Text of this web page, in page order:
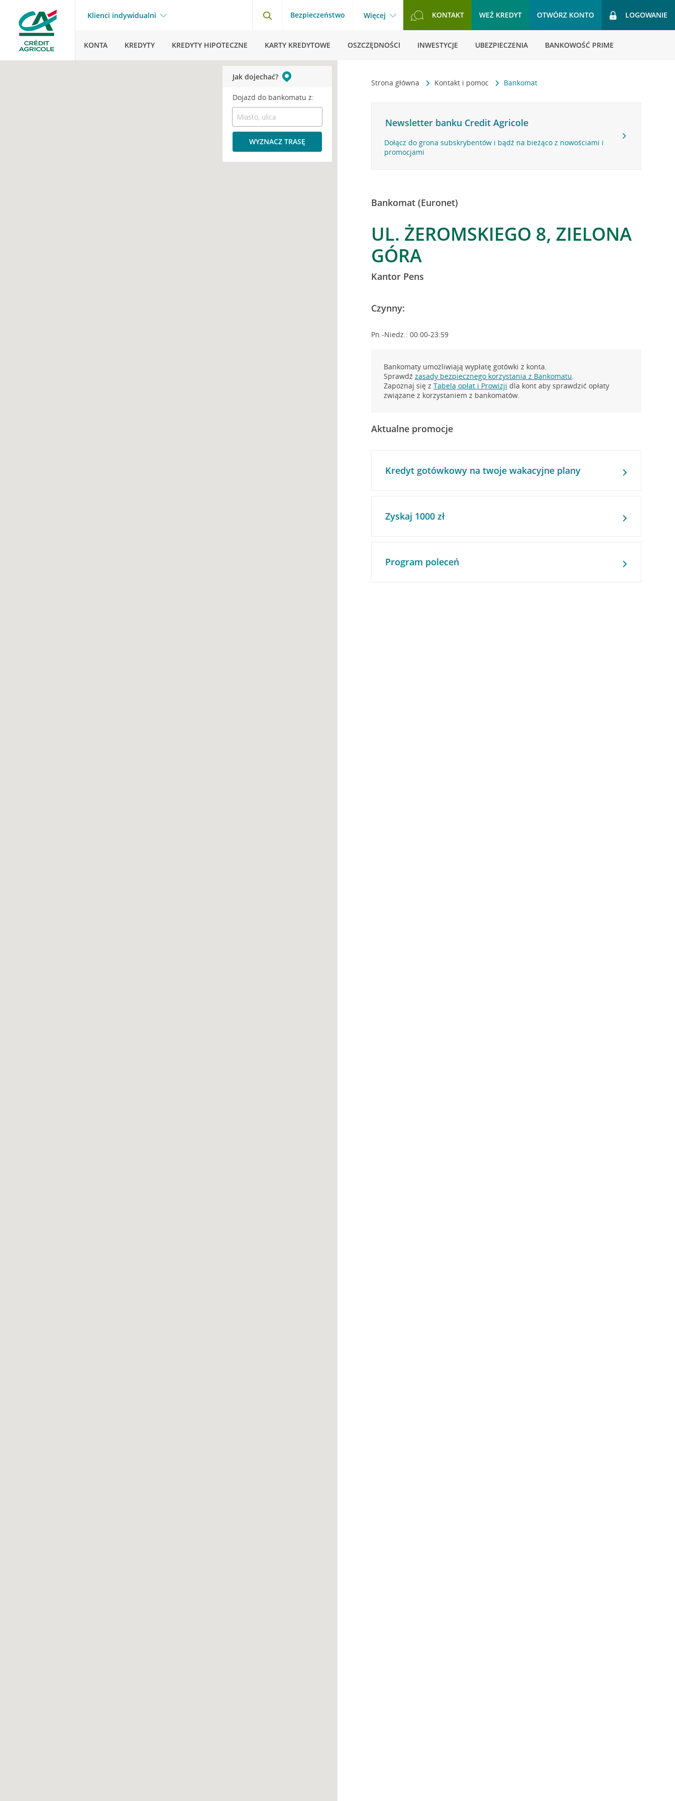
Klienci indywidualni Bezpieczeństwo Więcej KONTAKT WEŹ KREDYT OTWÓRZ KONTO LOGOWANIE
KONTA KREDYTY KREDYTY HIPOTECZNE KARTY KREDYTOWE OSZCZĘDNOŚCI INWESTYCJE UBEZPIECZENIA BANKOWOŚĆ PRIME
Strona główna Kontakt i pomoc Bankomat
Newsletter banku Credit Agricole
Dołącz do grona subskrybentów i bądź na bieżąco z nowościami i
promocjami
Bankomat (Euronet)
UL. ŻEROMSKIEGO 8, ZIELONA
GÓRA
Kantor Pens
Czynny:
Pn.-Niedz.: 00:00-23:59
Bankomaty umożliwiają wypłatę gotówki z konta.
Sprawdźzasady bezpiecznego korzystania z Bankomatu.
Zapoznaj się zTabelą opłat i Prowizji dla kont aby sprawdzić opłaty
związane z korzystaniem z bankomatów.
Aktualne promocje
Kredyt gotówkowy na twoje wakacyjne plany
Zyskaj 1000 zł
Program poleceń
Jak dojechać?
Dojazd do bankomatu z:
WYZNACZ TRASĘ